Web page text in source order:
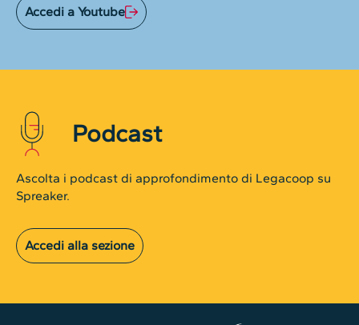
Accedi a Youtube
Podcast
Ascolta i podcast di approfondimento di Legacoop su
Spreaker.
Accedi alla sezione